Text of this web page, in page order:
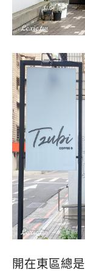
開在東區總